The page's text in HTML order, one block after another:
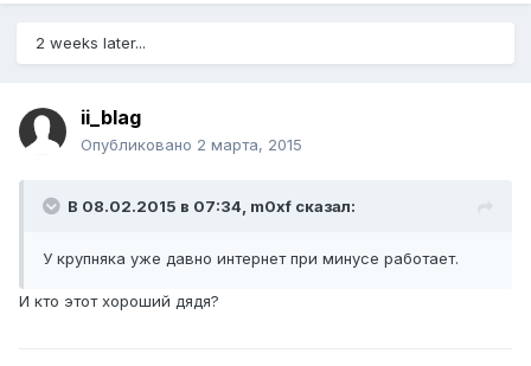
2 weeks later...
ii_blag
Опубликовано 2 марта, 2015
В 08.02.2015 в 07:34, m0xf сказал:
У крупняка уже давно интернет при минусе работает.
И кто этот хороший дядя?